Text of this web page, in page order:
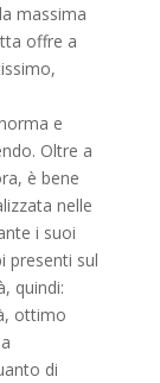
massima
offre a
e
Oltre a
è bene
nelle
i suoi
presenti sul
quindi:
ottimo
di